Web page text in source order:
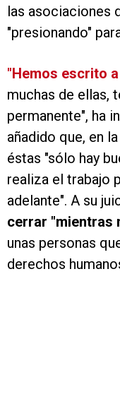
las asociaciones
"presionando"
"Hemos escrito
muchas de ellas,
permanente", ha
añadido que, en
éstas "sólo hay
realiza el trabajo
adelante". A su
cerrar "mientras
unas personas
derechos